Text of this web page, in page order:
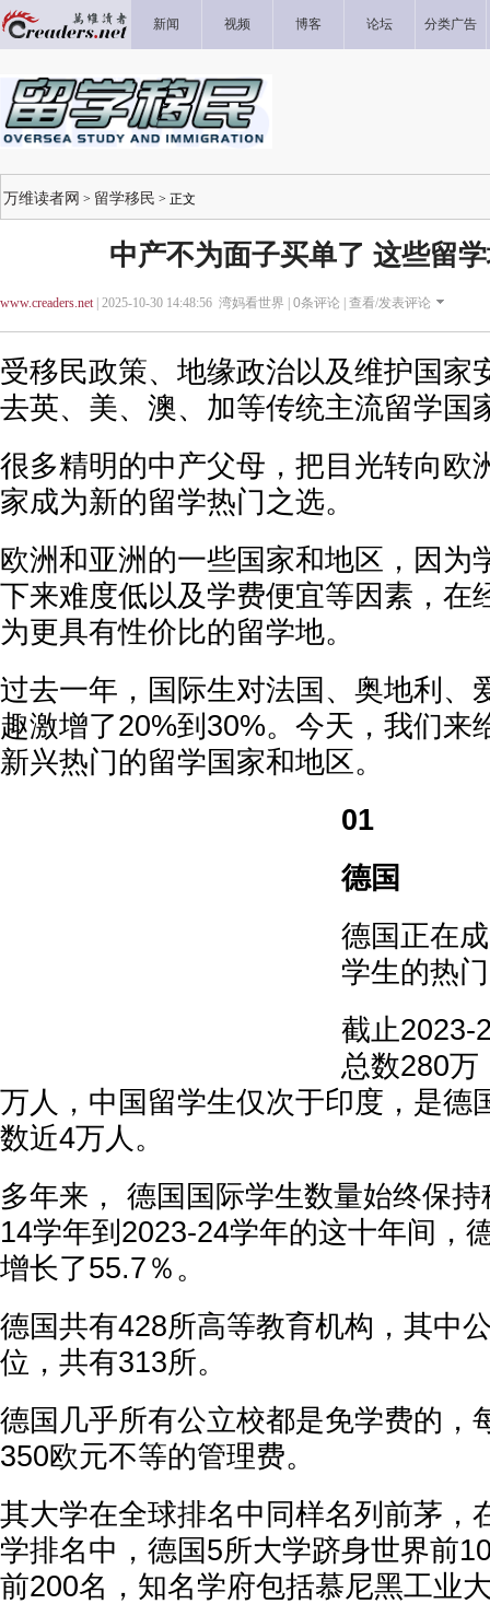
新闻 视频 博客 论坛 分类广告
万维读者网 > 留学移民 > 正文
中产不为面子买单了 这些留
www.creaders.net| 2025-10-30 14:48:56 湾妈看世界 | 0条评论 | 查看/发表评论
受移民政策、地缘政治以及维护国家
去英、美、澳、加等传统主流留学国
很多精明的中产父母，把目光转向欧
家成为新的留学热门之选。
欧洲和亚洲的一些国家和地区，因为
下来难度低以及学费便宜等因素，在
为更具有性价比的留学地。
过去一年，国际生对法国、奥地利、
趣激增了20%到30%。今天，我们来
新兴热门的留学国家和地区。
01
德国
德国正在
学生的热
截止2023-
总数280万
万人，中国留学生仅次于印度，是德
数近4万人。
多年来， 德国国际学生数量始终保
14学年到2023-24学年的这十年间，
增长了55.7％。
德国共有428所高等教育机构，其中
位，共有313所。
德国几乎所有公立校都是免学费的，
350欧元不等的管理费。
其大学在全球排名中同样名列前茅，
学排名中，德国5所大学跻身世界前
前200名，知名学府包括慕尼黑工业